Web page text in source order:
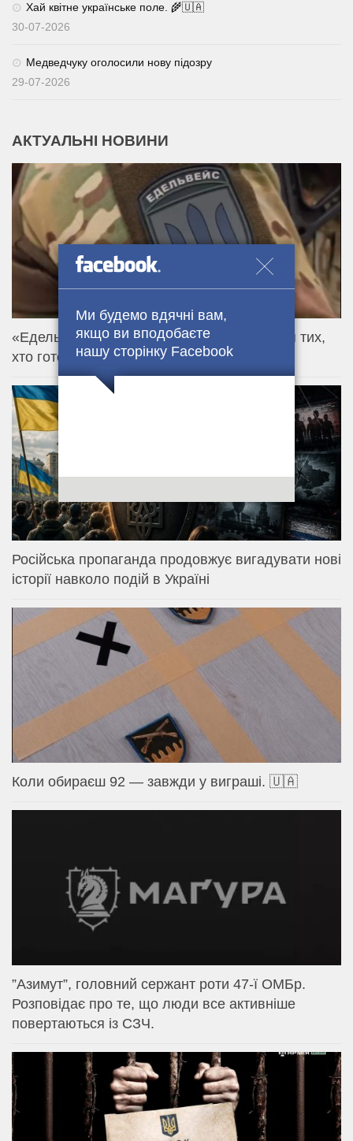
Ми будемо вдячні вам,
якщо ви вподобаєте
нашу сторінку Facebook
Хай квітне українське поле. 🌾🇺🇦
30-07-2026
Медведчуку оголосили нову підозру
29-07-2026
АКТУАЛЬНІ НОВИНИ
«Едельвейс» чекає. Контракт 18–24 — для тих,
хто готовий діяти. 🇺🇦
Російська пропаганда продовжує вигадувати нові
історії навколо подій в Україні
Коли обираєш 92 — завжди у виграші. 🇺🇦
⁨”Азимут”, головний сержант роти 47-ї ОМБр.
Розповідає про те, що люди все активніше
повертаються із СЗЧ.